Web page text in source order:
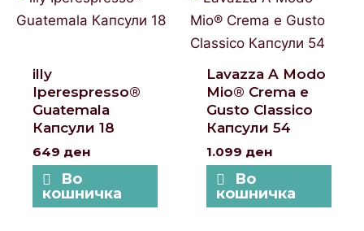
illy
Iperespresso®
Guatemala
Капсули 18
649 ден
Во
кошничка
Lavazza A Modo
Mio® Crema e
Gusto Classico
Капсули 54
1.099 ден
Во
кошничка